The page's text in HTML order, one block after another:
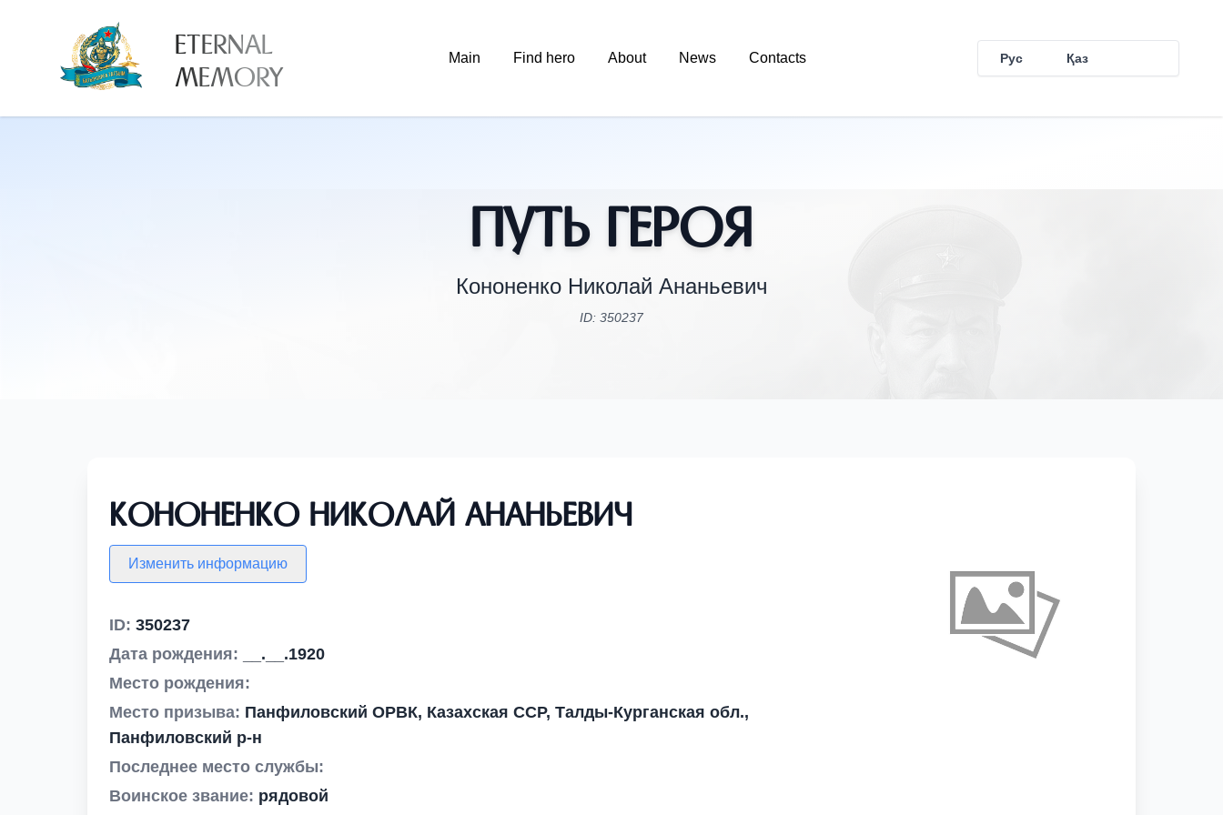
ETERNAL
MEMORY
Main Find hero About News Contacts Рус Қаз
Путь Героя
Кононенко Николай Ананьевич
ID: 350237
Кононенко Николай Ананьевич
Изменить информацию
ID: 350237
Дата рождения:
__.__.1920
Место рождения:
Место призыва: Панфиловский ОРВК, Казахская ССР, Талды-Курганская обл.,
Панфиловский р-н
Последнее место службы:
Воинское звание: рядовой